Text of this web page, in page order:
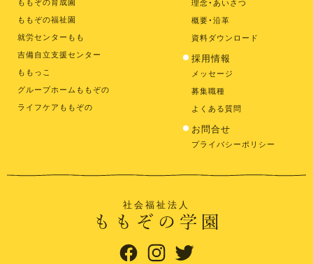
ももぞの福祉園
就労センターもも
吉備自立支援センター
ももっこ
グループホームももぞの
ライフケアももぞの
概要・沿革
資料ダウンロード
採用情報
メッセージ
募集職種
よくある質問
お問合せ
プライバシーポリシー
社会福祉法人